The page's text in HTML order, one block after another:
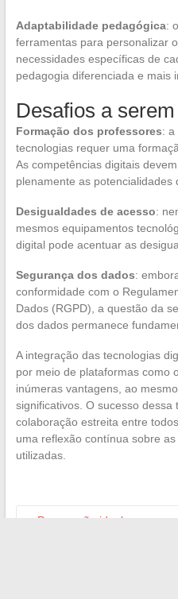
Adaptabilidade pedagógica:
ferramentas para personalizar
necessidades específicas de
pedagogia diferenciada e mais
Desafios a
Formação dos professores: a
tecnologias requer uma
As competências digitais
plenamente as potencialidades
Desigualdades de acesso:
mesmos equipamentos
digital pode acentuar as
Segurança dos dados:
conformidade com o
Dados (RGPD), a questão da
dos dados permanece
A integração das tecnologias
por meio de plataformas como
inúmeras vantagens, ao
significativos. O sucesso
colaboração estreita entre
uma reflexão contínua sobre
utilizadas.
Preparação ideal para o